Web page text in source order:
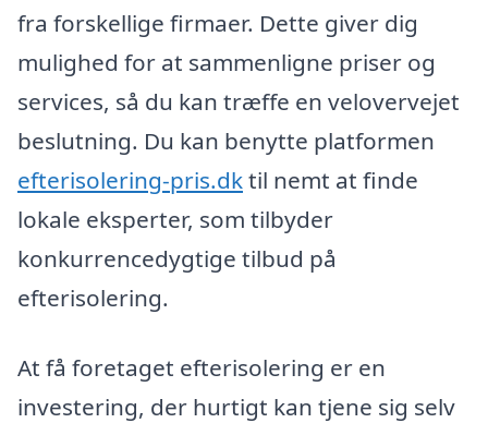
fra forskellige firmaer. Dette giver dig
mulighed for at sammenligne priser og
services, så du kan træffe en velovervejet
beslutning. Du kan benytte platformen
efterisolering-pris.dktil nemt at finde
lokale eksperter, som tilbyder
konkurrencedygtige tilbud på
efterisolering.
At få foretaget efterisolering er en
investering, der hurtigt kan tjene sig selv